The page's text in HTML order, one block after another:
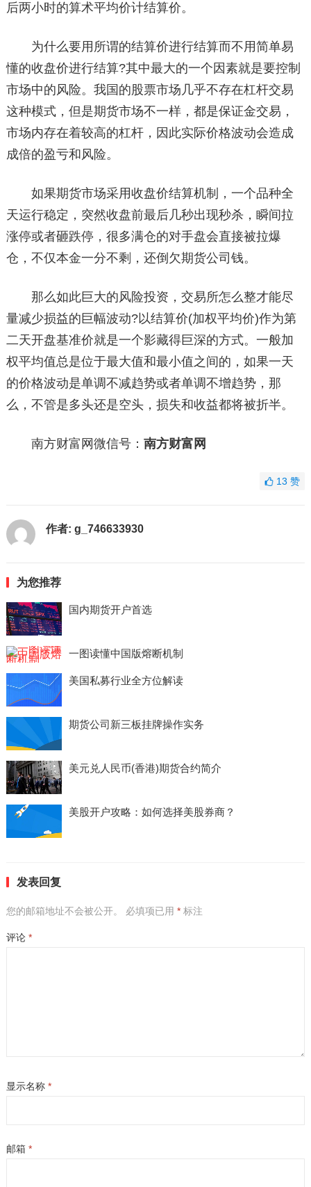
后两小时的算术平均价计结算价。
为什么要用所谓的结算价进行结算而不用简单易
懂的收盘价进行结算?其中最大的一个因素就是要控制
市场中的风险。我国的股票市场几乎不存在杠杆交易
这种模式，但是期货市场不一样，都是保证金交易，
市场内存在着较高的杠杆，因此实际价格波动会造成
成倍的盈亏和风险。
如果期货市场采用收盘价结算机制，一个品种全
天运行稳定，突然收盘前最后几秒出现秒杀，瞬间拉
涨停或者砸跌停，很多满仓的对手盘会直接被拉爆
仓，不仅本金一分不剩，还倒欠期货公司钱。
那么如此巨大的风险投资，交易所怎么整才能尽
量减少损益的巨幅波动?以结算价(加权平均价)作为第
二天开盘基准价就是一个影藏得巨深的方式。一般加
权平均值总是位于最大值和最小值之间的，如果一天
的价格波动是单调不减趋势或者单调不增趋势，那
么，不管是多头还是空头，损失和收益都将被折半。
南方财富网微信号： 南方财富网
13赞
作者: g_746633930
为您推荐
国内期货开户首选
一图读懂中国版熔断机制
美国私募行业全方位解读
期货公司新三板挂牌操作实务
美元兑人民币(香港)期货合约简介
美股开户攻略：如何选择美股券商？
发表回复
您的邮箱地址不会被公开。 必填项已用 *标注
评论 *
显示名称 *
邮箱 *